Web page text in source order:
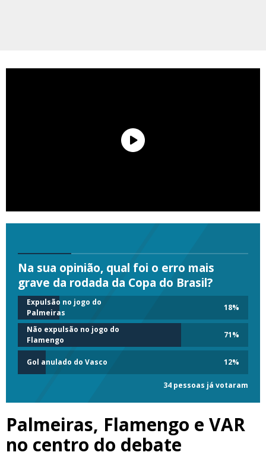
Na sua opinião, qual foi o erro mais
grave da rodada da Copa do Brasil?
Expulsão no jogo do
Palmeiras
18%
Não expulsão no jogo do
Flamengo
71%
Gol anulado do Vasco 12%
34 pessoas já votaram
Palmeiras, Flamengo e VAR
no centro do debate